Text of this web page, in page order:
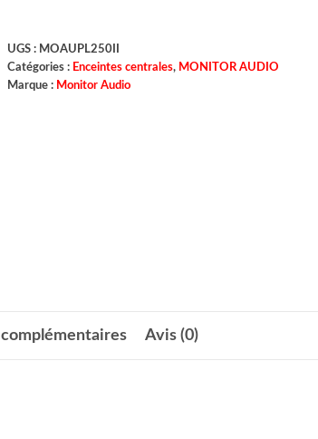
UGS : MOAUPL250II
Catégories : Enceintes centrales, MONITOR AUDIO
Marque : Monitor Audio
Avis (0)